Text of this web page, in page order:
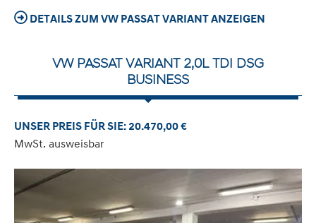
DETAILS ZUM VW PASSAT VARIANT ANZEIGEN
VW PASSAT VARIANT 2,0L TDI DSG
BUSINESS
UNSER PREIS FÜR SIE: 20.470,00 €
MwSt. ausweisbar